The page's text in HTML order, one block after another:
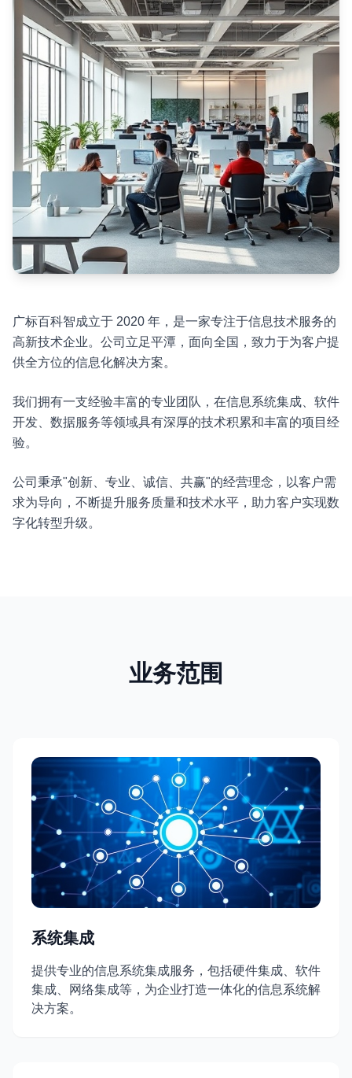
广标百科智成立于 2020 年，是一家专注于信息技术服务的
高新技术企业。公司立足平潭，面向全国，致力于为客户提
供全方位的信息化解决方案。
我们拥有一支经验丰富的专业团队，在信息系统集成、软件
开发、数据服务等领域具有深厚的技术积累和丰富的项目经
验。
公司秉承"创新、专业、诚信、共赢"的经营理念，以客户需
求为导向，不断提升服务质量和技术水平，助力客户实现数
字化转型升级。
业务范围
系统集成
提供专业的信息系统集成服务，包括硬件集成、软件
集成、网络集成等，为企业打造一体化的信息系统解
决方案。